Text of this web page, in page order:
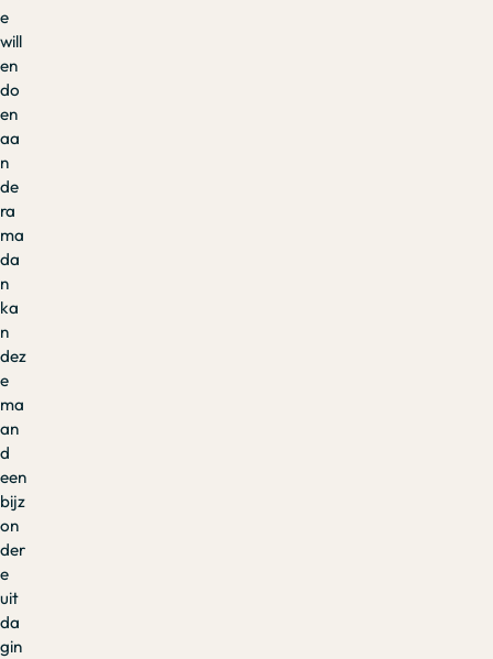
e
will
en
do
en
aa
n
de
ra
ma
da
n
ka
n
dez
e
ma
an
d
een
bijz
on
der
e
uit
da
gin